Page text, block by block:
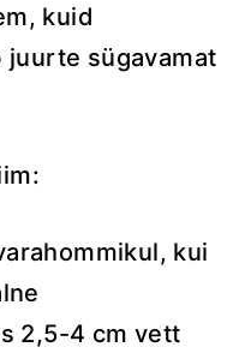
kuid
sügavamat
kui
2,5-4 cm vett